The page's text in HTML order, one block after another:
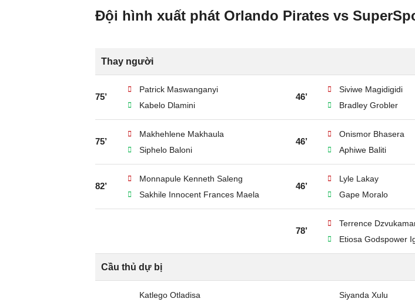
Đội hình xuất phát Orlando Pirates vs
Thay người
75’
Patrick Maswanganyi
Kabelo Dlamini
46’
Siviwe Magidigidi
Bradley Grobler
75’
Makhehlene Makhaula
Siphelo Baloni
46’
Onismor Bhasera
Aphiwe Baliti
82’
Monnapule Kenneth Saleng
Sakhile Innocent Frances Maela
46’
Lyle Lakay
Gape Moralo
78’
Terrence
Etiosa Godspower
Cầu thủ dự bị
Katlego Otladisa Siyanda Xulu